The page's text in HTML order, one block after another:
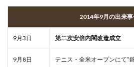
2014年9月の出来事
9月3日 第二次安倍内閣改造成立
9月8日 テニス・全米オープンにて”